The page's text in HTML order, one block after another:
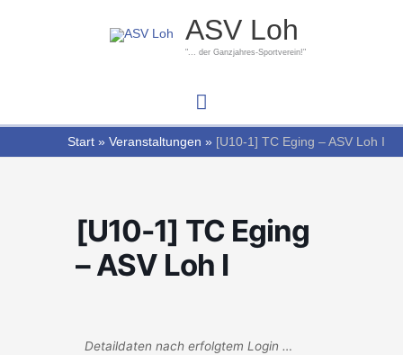
ASV Loh
"... der Ganzjahres-Sportverein!"
Hauptmenü
Start Veranstaltungen [U10-1] TC Eging – ASV Loh I
[U10-1] TC Eging
– ASV Loh I
Detaildaten nach erfolgtem Login …